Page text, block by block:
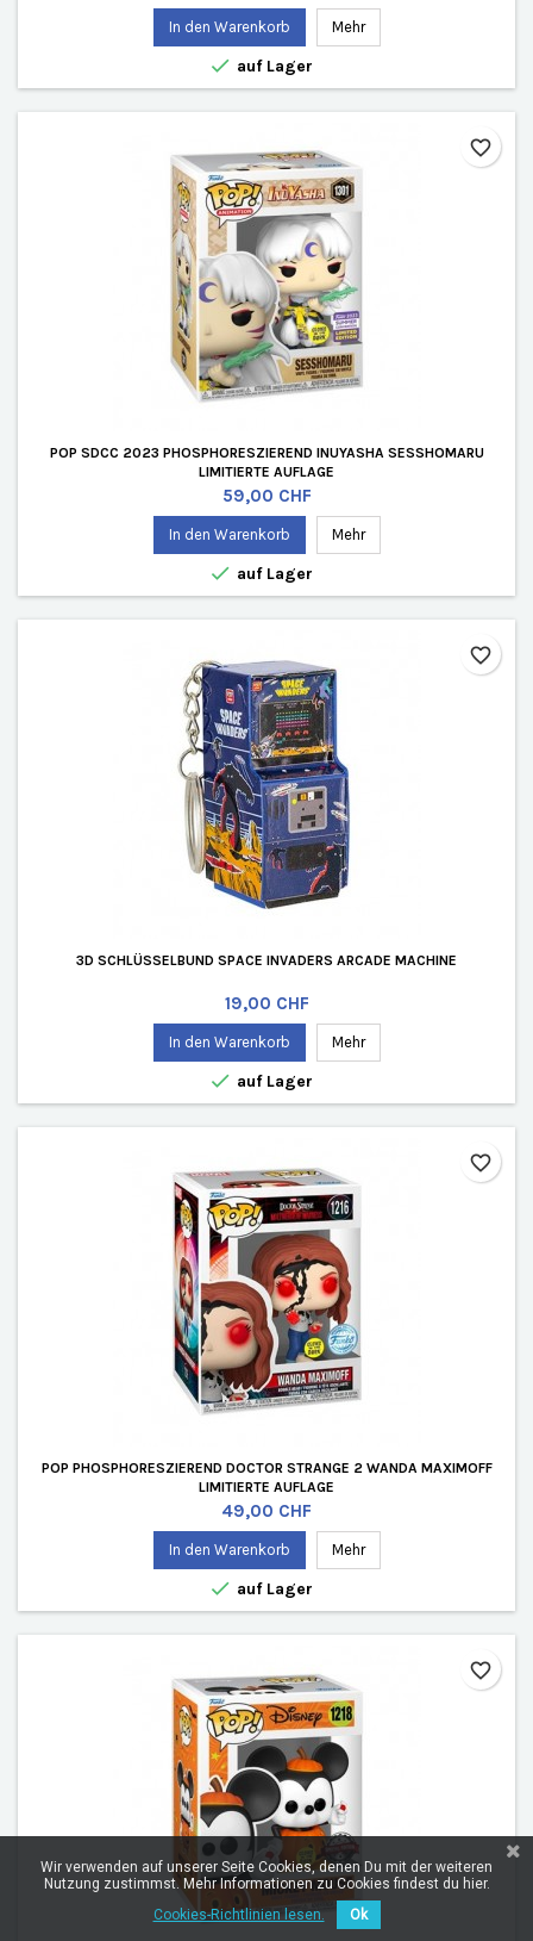
In den Warenkorb Mehr
 auf Lager
POP SDCC 2023 PHOSPHORESZIEREND INUYASHA SESSHOMARU
LIMITIERTE AUFLAGE
Preis
59,00 CHF
In den Warenkorb Mehr
 auf Lager
favorite_border
3D SCHLÜSSELBUND SPACE INVADERS ARCADE MACHINE
Preis
19,00 CHF
In den Warenkorb Mehr
 auf Lager
favorite_border
POP PHOSPHORESZIEREND DOCTOR STRANGE 2 WANDA MAXIMOFF
LIMITIERTE AUFLAGE
Preis
49,00 CHF
In den Warenkorb Mehr
 auf Lager
favorite_border
favorite_border
Wir verwenden auf unserer Seite Cookies, denen Du mit der weiteren
Nutzung zustimmst. Mehr Informationen zu Cookies findest du hier.
Cookies-Richtlinien lesen.
Ok